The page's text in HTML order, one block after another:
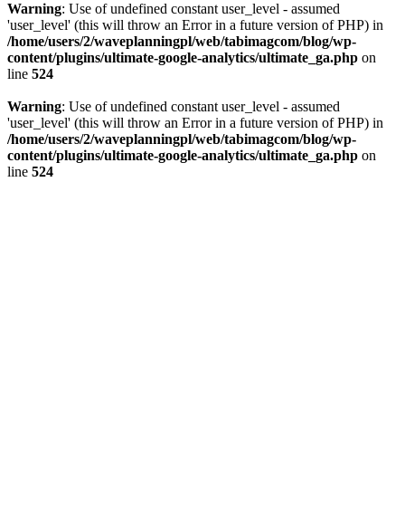
Warning: Use of undefined constant user_level - assumed
'user_level' (this will throw an Error in a future version of PHP) in
/home/users/2/waveplanningpl/web/tabimagcom/blog/wp-
content/plugins/ultimate-google-analytics/ultimate_ga.php on
line 524
Warning: Use of undefined constant user_level - assumed
'user_level' (this will throw an Error in a future version of PHP) in
/home/users/2/waveplanningpl/web/tabimagcom/blog/wp-
content/plugins/ultimate-google-analytics/ultimate_ga.php on
line 524